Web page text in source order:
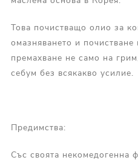
Това почистващо олио за
омазняването и
премахване не само на
себум без всякакво усилие.
Предимства:
Със своята некомедогенна